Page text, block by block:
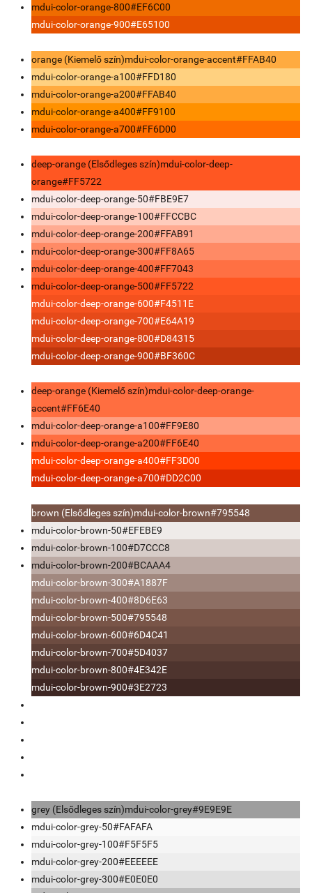
mdui-color-orange-800#EF6C00
mdui-color-orange-900#E65100
orange (Kiemelő szín)mdui-color-orange-accent#FFAB40
mdui-color-orange-a100#FFD180
mdui-color-orange-a200#FFAB40
mdui-color-orange-a400#FF9100
mdui-color-orange-a700#FF6D00
deep-orange (Elsődleges szín)mdui-color-deep-
orange#FF5722
mdui-color-deep-orange-50#FBE9E7
mdui-color-deep-orange-100#FFCCBC
mdui-color-deep-orange-200#FFAB91
mdui-color-deep-orange-300#FF8A65
mdui-color-deep-orange-400#FF7043
mdui-color-deep-orange-500#FF5722
mdui-color-deep-orange-600#F4511E
mdui-color-deep-orange-700#E64A19
mdui-color-deep-orange-800#D84315
mdui-color-deep-orange-900#BF360C
deep-orange (Kiemelő szín)mdui-color-deep-orange-
accent#FF6E40
mdui-color-deep-orange-a100#FF9E80
mdui-color-deep-orange-a200#FF6E40
mdui-color-deep-orange-a400#FF3D00
mdui-color-deep-orange-a700#DD2C00
brown (Elsődleges szín)mdui-color-brown#795548
mdui-color-brown-50#EFEBE9
mdui-color-brown-100#D7CCC8
mdui-color-brown-200#BCAAA4
mdui-color-brown-300#A1887F
mdui-color-brown-400#8D6E63
mdui-color-brown-500#795548
mdui-color-brown-600#6D4C41
mdui-color-brown-700#5D4037
mdui-color-brown-800#4E342E
mdui-color-brown-900#3E2723
grey (Elsődleges szín)mdui-color-grey#9E9E9E
mdui-color-grey-50#FAFAFA
mdui-color-grey-100#F5F5F5
mdui-color-grey-200#EEEEEE
mdui-color-grey-300#E0E0E0